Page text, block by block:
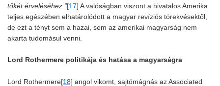
tőkét érveléséhez.”[17] A valóságban viszont a hivatalos Amerika
teljes egészében elhatárolódott a magyar revíziós törekvésektől,
de ezt a tényt sem a hazai, sem az amerikai magyarság nem
akarta tudomásul venni.
Lord Rothermere politikája és hatása a magyarságra
Lord Rothermere[18] angol vikomt, sajtómágnás az Associated